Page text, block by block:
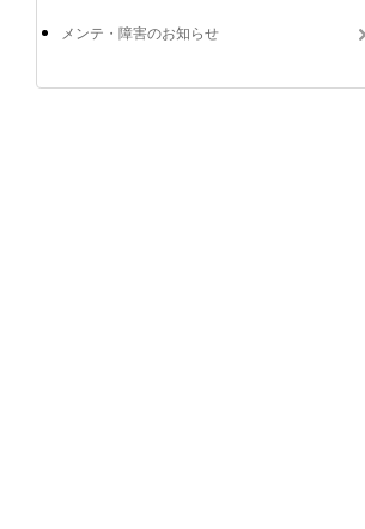
メンテ・障害のお知らせ